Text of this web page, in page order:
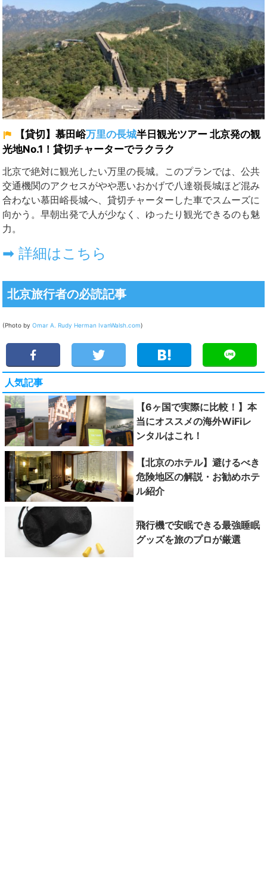
【貸切】慕田峪万里の長城半日観光ツアー 北京発の観
光地No.1！貸切チャーターでラクラク
北京で絶対に観光したい万里の長城。このプランでは、公共
交通機関のアクセスがやや悪いおかげで八達嶺長城ほど混み
合わない慕田峪長城へ、貸切チャーターした車でスムーズに
向かう。早朝出発で人が少なく、ゆったり観光できるのも魅
力。
➡ 詳細はこちら
北京旅行者の必読記事
(Photo by Omar A. Rudy Herman IvanWalsh.com)
人気記事
【6ヶ国で実際に比較！】本
当にオススメの海外WiFiレ
ンタルはこれ！
【北京のホテル】避けるべき
危険地区の解説・お勧めホテ
ル紹介
飛行機で安眠できる最強睡眠
グッズを旅のプロが厳選